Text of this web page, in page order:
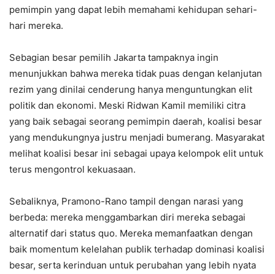
pemimpin yang dapat lebih memahami kehidupan sehari-
hari mereka.
Sebagian besar pemilih Jakarta tampaknya ingin
menunjukkan bahwa mereka tidak puas dengan kelanjutan
rezim yang dinilai cenderung hanya menguntungkan elit
politik dan ekonomi. Meski Ridwan Kamil memiliki citra
yang baik sebagai seorang pemimpin daerah, koalisi besar
yang mendukungnya justru menjadi bumerang. Masyarakat
melihat koalisi besar ini sebagai upaya kelompok elit untuk
terus mengontrol kekuasaan.
Sebaliknya, Pramono-Rano tampil dengan narasi yang
berbeda: mereka menggambarkan diri mereka sebagai
alternatif dari status quo. Mereka memanfaatkan dengan
baik momentum kelelahan publik terhadap dominasi koalisi
besar, serta kerinduan untuk perubahan yang lebih nyata